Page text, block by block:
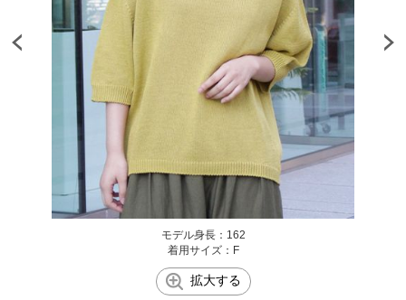
モデル身長：162
着用サイズ：F
拡大する